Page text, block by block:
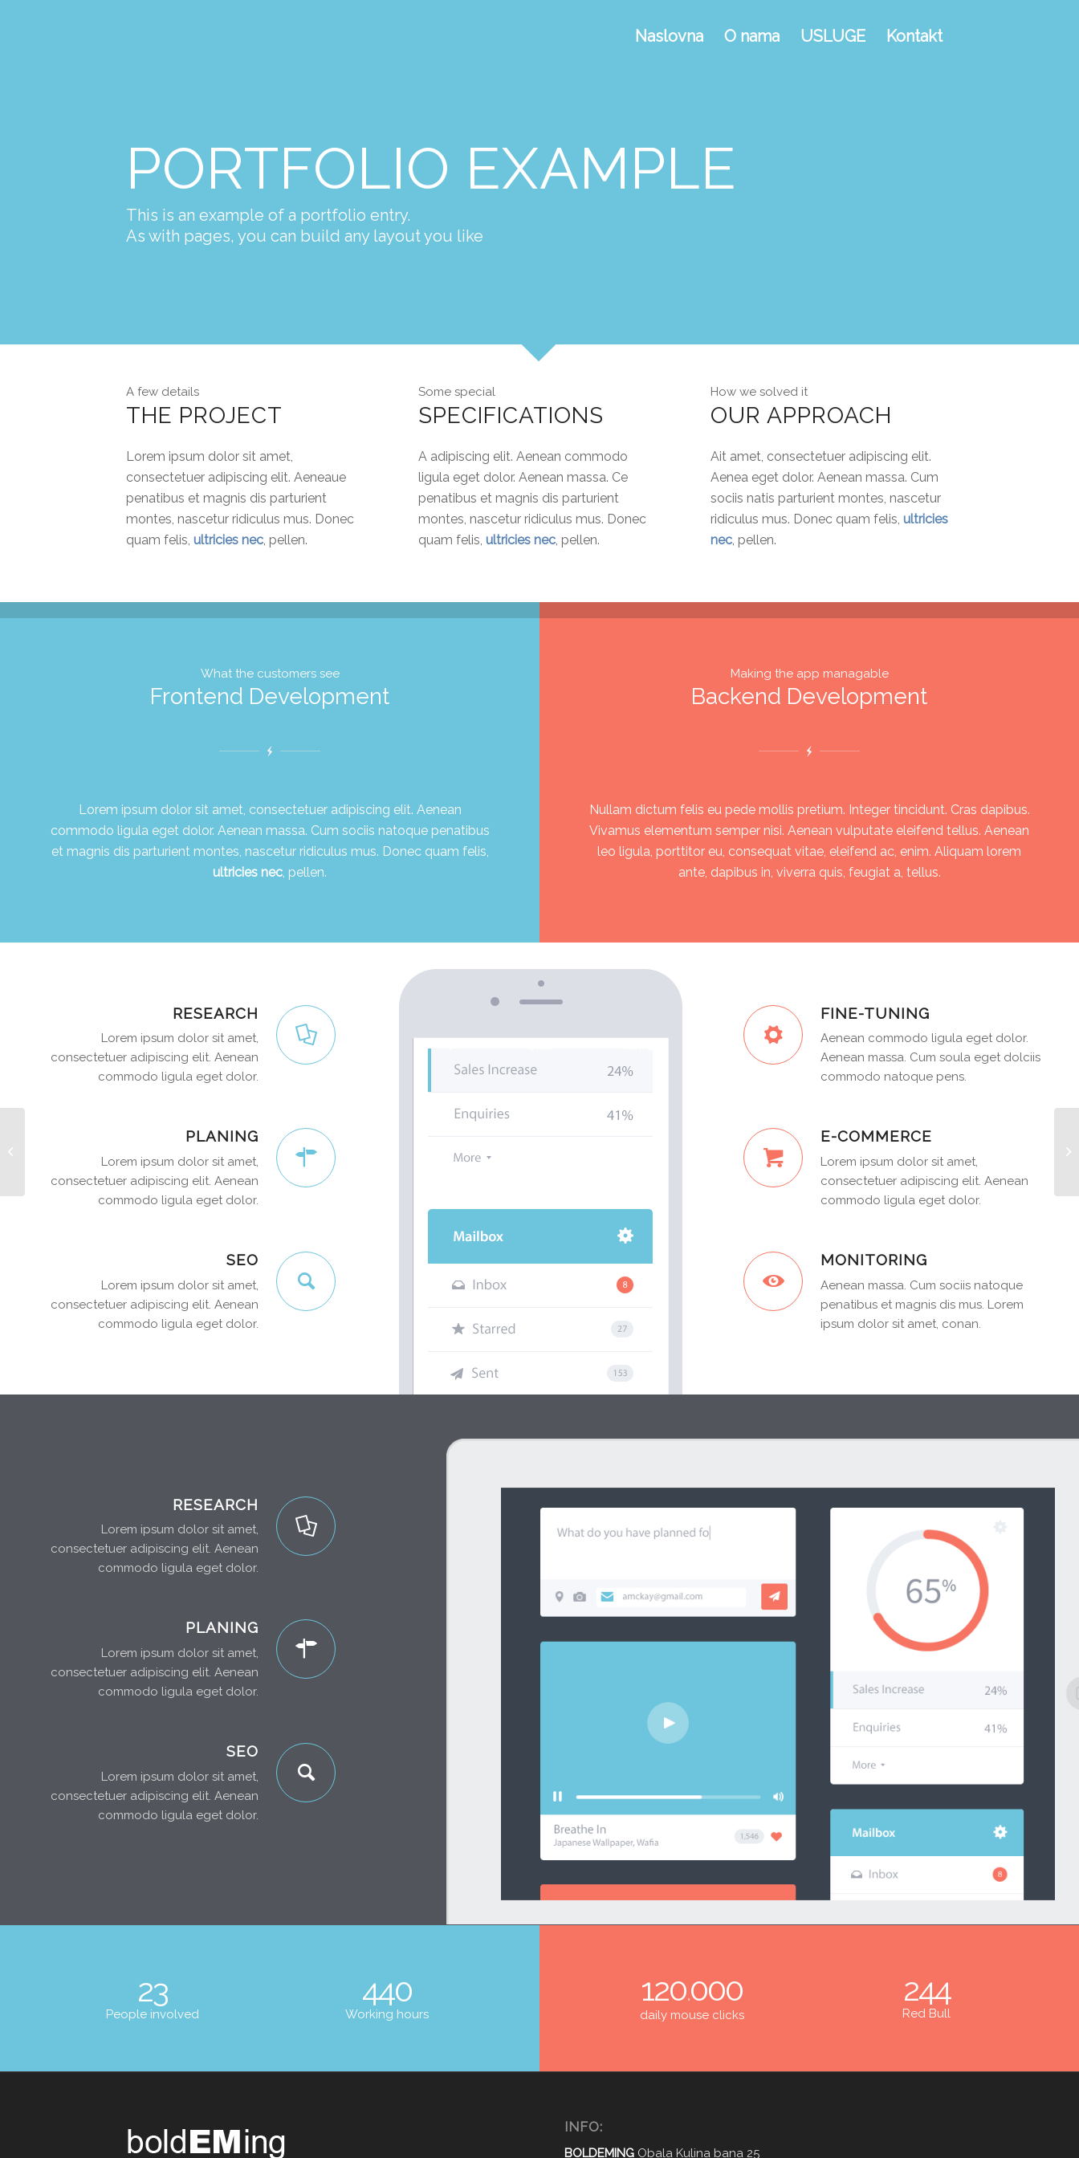
Naslovna O nama USLUGE Kontakt
PORTFOLIO EXAMPLE
This is an example of a portfolio entry.
As with pages, you can build any layout you like
A few details
THE PROJECT
Lorem ipsum dolor sit amet,
consectetuer adipiscing elit. Aeneaue
penatibus et magnis dis parturient
montes, nascetur ridiculus mus. Donec
quam felis, ultricies nec, pellen.
Some special
SPECIFICATIONS
A adipiscing elit. Aenean commodo
ligula eget dolor. Aenean massa. Ce
penatibus et magnis dis parturient
montes, nascetur ridiculus mus. Donec
quam felis, ultricies nec, pellen.
How we solved it
OUR APPROACH
Ait amet, consectetuer adipiscing elit.
Aenea eget dolor. Aenean massa. Cum
sociis natis parturient montes, nascetur
ridiculus mus. Donec quam felis, ultricies
nec, pellen.
What the customers see
Frontend Development
Lorem ipsum dolor sit amet, consectetuer adipiscing elit. Aenean
commodo ligula eget dolor. Aenean massa. Cum sociis natoque penatibus
et magnis dis parturient montes, nascetur ridiculus mus. Donec quam felis,
ultricies nec, pellen.
Making the app managable
Backend Development
Nullam dictum felis eu pede mollis pretium. Integer tincidunt. Cras dapibus.
Vivamus elementum semper nisi. Aenean vulputate eleifend tellus. Aenean
leo ligula, porttitor eu, consequat vitae, eleifend ac, enim. Aliquam lorem
ante, dapibus in, viverra quis, feugiat a, tellus.
RESEARCH
Lorem ipsum dolor sit amet,
consectetuer adipiscing elit. Aenean
commodo ligula eget dolor.
PLANING
Lorem ipsum dolor sit amet,
consectetuer adipiscing elit. Aenean
commodo ligula eget dolor.
SEO
Lorem ipsum dolor sit amet,
consectetuer adipiscing elit. Aenean
commodo ligula eget dolor.
FINE-TUNING
Aenean commodo ligula eget dolor.
Aenean massa. Cum soula eget dolciis
commodo natoque pens.
E-COMMERCE
Lorem ipsum dolor sit amet,
consectetuer adipiscing elit. Aenean
commodo ligula eget dolor.
MONITORING
Aenean massa. Cum sociis natoque
penatibus et magnis dis mus. Lorem
ipsum dolor sit amet, conan.
RESEARCH
Lorem ipsum dolor sit amet,
consectetuer adipiscing elit. Aenean
commodo ligula eget dolor.
PLANING
Lorem ipsum dolor sit amet,
consectetuer adipiscing elit. Aenean
commodo ligula eget dolor.
SEO
Lorem ipsum dolor sit amet,
consectetuer adipiscing elit. Aenean
commodo ligula eget dolor.
23
People involved
440
Working hours
120.000
daily mouse clicks
244
Red Bull
INFO:
BOLDEMINGObala Kulina bana 25